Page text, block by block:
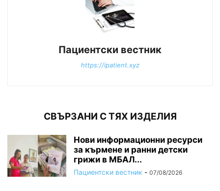
Пациентски вестник
https://ipatient.xyz
СВЪРЗАНИ С ТЯХ ИЗДЕЛИЯ
Нови информационни ресурси
за кърмене и ранни детски
грижи в МБАЛ...
Пациентски вестник - 07/08/2026